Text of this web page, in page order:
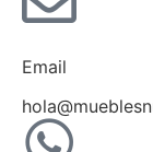
Email